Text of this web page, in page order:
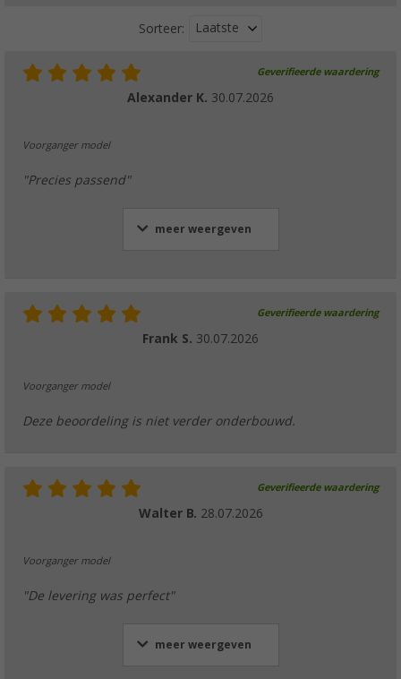
Sorteer: Laatste
Geverifieerde waardering
Alexander K. 30.07.2026
Voorganger model
"Precies passend"
meer weergeven
Geverifieerde waardering
Frank S. 30.07.2026
Voorganger model
Deze beoordeling is niet verder onderbouwd.
Geverifieerde waardering
Walter B. 28.07.2026
Voorganger model
"De levering was perfect"
meer weergeven